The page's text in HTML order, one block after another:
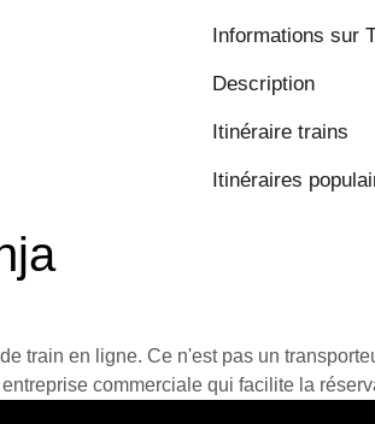
Informations sur
Description
Itinéraire trains
Itinéraires
train en ligne. Ce n'est pas un
commerciale qui facilite la